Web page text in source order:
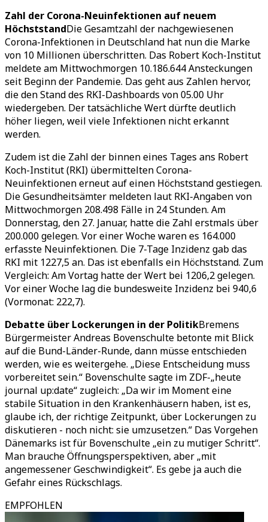
Zahl der Corona-Neuinfektionen auf neuem
HöchststandDie Gesamtzahl der nachgewiesenen
Corona-Infektionen in Deutschland hat nun die Marke
von 10 Millionen überschritten. Das Robert Koch-Institut
meldete am Mittwochmorgen 10.186.644 Ansteckungen
seit Beginn der Pandemie. Das geht aus Zahlen hervor,
die den Stand des RKI-Dashboards von 05.00 Uhr
wiedergeben. Der tatsächliche Wert dürfte deutlich
höher liegen, weil viele Infektionen nicht erkannt
werden.
Zudem ist die Zahl der binnen eines Tages ans Robert
Koch-Institut (RKI) übermittelten Corona-
Neuinfektionen erneut auf einen Höchststand gestiegen.
Die Gesundheitsämter meldeten laut RKI-Angaben von
Mittwochmorgen 208.498 Fälle in 24 Stunden. Am
Donnerstag, den 27. Januar, hatte die Zahl erstmals über
200.000 gelegen. Vor einer Woche waren es 164.000
erfasste Neuinfektionen. Die 7-Tage Inzidenz gab das
RKI mit 1227,5 an. Das ist ebenfalls ein Höchststand. Zum
Vergleich: Am Vortag hatte der Wert bei 1206,2 gelegen.
Vor einer Woche lag die bundesweite Inzidenz bei 940,6
(Vormonat: 222,7).
Debatte über Lockerungen in der PolitikBremens
Bürgermeister Andreas Bovenschulte betonte mit Blick
auf die Bund-Länder-Runde, dann müsse entschieden
werden, wie es weitergehe. „Diese Entscheidung muss
vorbereitet sein.“ Bovenschulte sagte im ZDF-„heute
journal up:date“ zugleich: „Da wir im Moment eine
stabile Situation in den Krankenhäusern haben, ist es,
glaube ich, der richtige Zeitpunkt, über Lockerungen zu
diskutieren - noch nicht: sie umzusetzen.“ Das Vorgehen
Dänemarks ist für Bovenschulte „ein zu mutiger Schritt“.
Man brauche Öffnungsperspektiven, aber „mit
angemessener Geschwindigkeit“. Es gebe ja auch die
Gefahr eines Rückschlags.
EMPFOHLEN